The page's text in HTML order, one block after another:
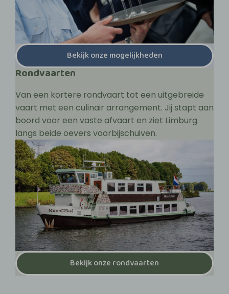
Bekijk onze mogelijkheden
Rondvaarten
Van een kortere rondvaart tot een uitgebreide
vaart met een culinair arrangement. Jij stapt aan
boord voor een vaste afvaart en ziet Limburg
langs beide oevers voorbijschuiven.
Bekijk onze rondvaarten